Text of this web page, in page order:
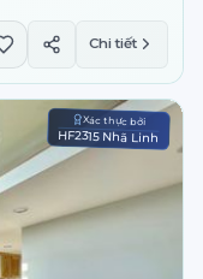
Chi tiết
Xác thực bởi
HF2315 Nhã Linh